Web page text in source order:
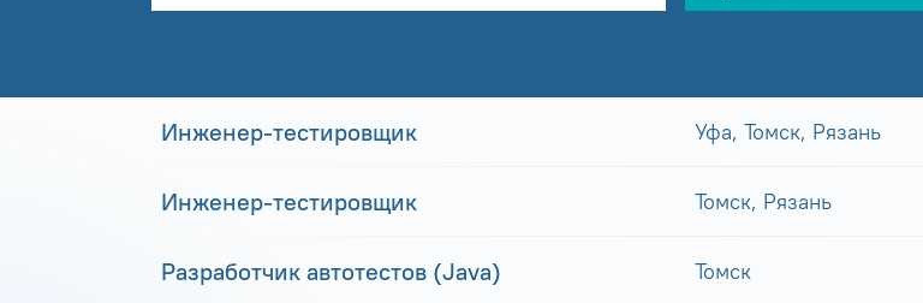
Инженер-тестировщик Уфа, Томск, Рязань
Инженер-тестировщик Томск, Рязань
Разработчик автотестов (Java) Томск